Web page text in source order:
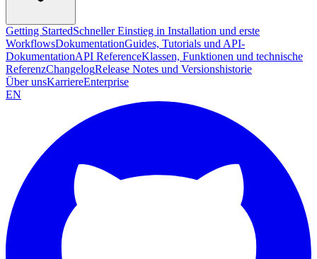
Getting StartedSchneller Einstieg in Installation und erste
WorkflowsDokumentationGuides, Tutorials und API-
DokumentationAPI ReferenceKlassen, Funktionen und technische
ReferenzChangelogRelease Notes und Versionshistorie
Über unsKarriereEnterprise
EN